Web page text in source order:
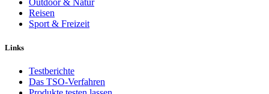
Outdoor & Natur
Reisen
Sport & Freizeit
Links
Testberichte
Das TSO-Verfahren